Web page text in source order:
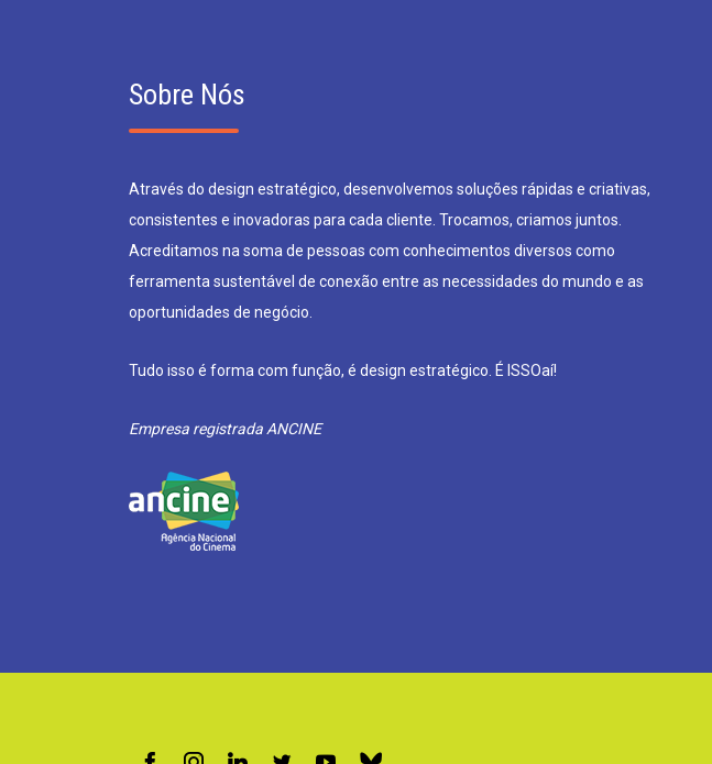
Sobre Nós
Através do design estratégico, desenvolvemos soluções rápidas e criativas,
consistentes e inovadoras para cada cliente. Trocamos, criamos juntos.
Acreditamos na soma de pessoas com conhecimentos diversos como
ferramenta sustentável de conexão entre as necessidades do mundo e as
oportunidades de negócio.
Tudo isso é forma com função, é design estratégico. É ISSOaí!
Empresa registrada ANCINE